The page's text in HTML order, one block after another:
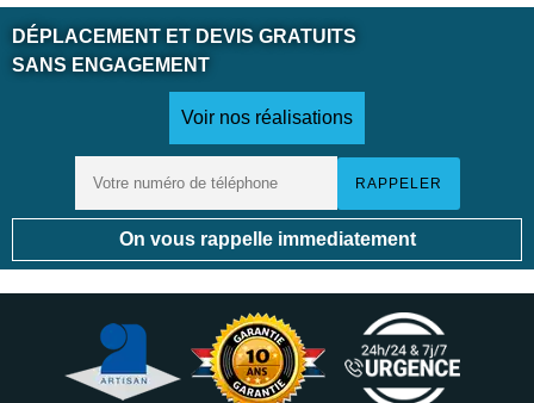
DÉPLACEMENT ET DEVIS GRATUITS
SANS ENGAGEMENT
Voir nos réalisations
On vous rappelle immediatement